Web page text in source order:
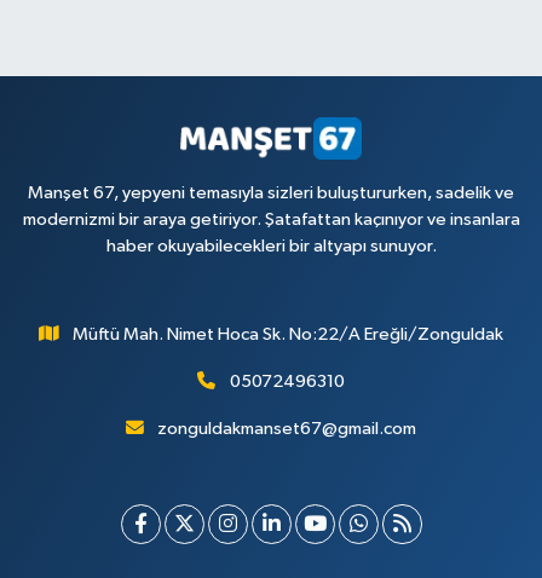
Manşet 67, yepyeni temasıyla sizleri buluştururken, sadelik ve
modernizmi bir araya getiriyor. Şatafattan kaçınıyor ve insanlara
haber okuyabilecekleri bir altyapı sunuyor.
Müftü Mah. Nimet Hoca Sk. No:22/A Ereğli/Zonguldak
05072496310
zonguldakmanset67@gmail.com